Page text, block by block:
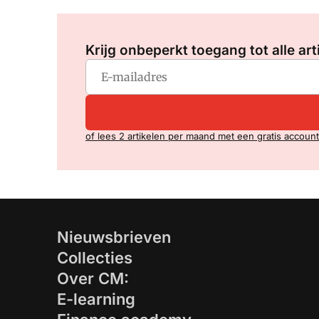
Krijg onbeperkt toegang tot alle
of lees 2 artikelen per maand met een gratis account
Nieuwsbrieven
Collecties
Over CM:
E-learning